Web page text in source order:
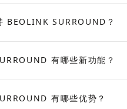
BEOLINK SURROUND？
有哪些新功能？
有哪些优势？